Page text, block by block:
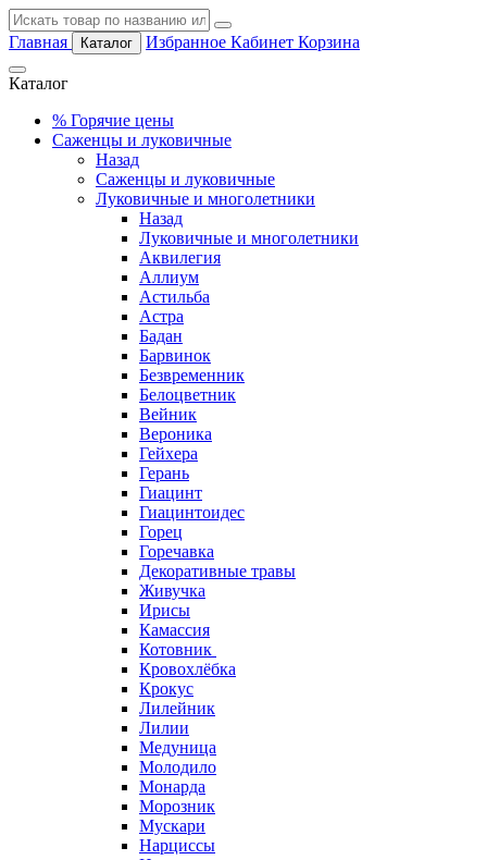
Главная Каталог Избранное Кабинет Корзина
Каталог
% Горячие цены
Саженцы и луковичные
Назад
Саженцы и луковичные
Луковичные и многолетники
Назад
Луковичные и многолетники
Аквилегия
Аллиум
Астильба
Астра
Бадан
Барвинок
Безвременник
Белоцветник
Вейник
Вероника
Гейхера
Герань
Гиацинт
Гиацинтоидес
Горец
Горечавка
Декоративные травы
Живучка
Ирисы
Камассия
Котовник
Кровохлёбка
Крокус
Лилейник
Лилии
Медуница
Молодило
Монарда
Морозник
Мускари
Нарциссы